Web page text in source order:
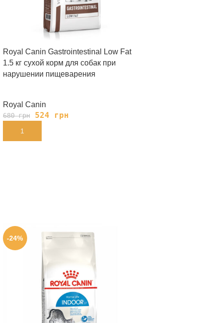
Royal Canin Gastrointestinal Low Fat
1.5 кг сухой корм для собак при
нарушении пищеварения
Royal Canin
680грн 524 грн
В КОРЗИНУ
-24%